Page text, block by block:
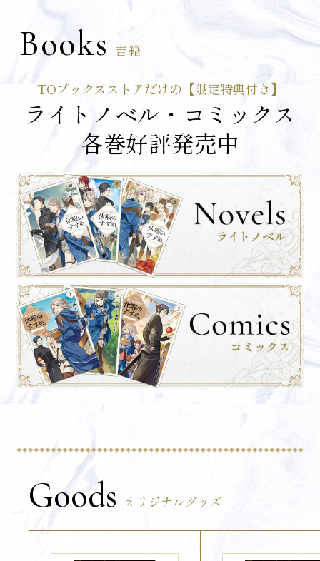
Books 書籍
TOブックスストアだけの【限定特典付き】
ライトノベル・コミックス
各巻好評発売中
Goods オリジナルグッズ